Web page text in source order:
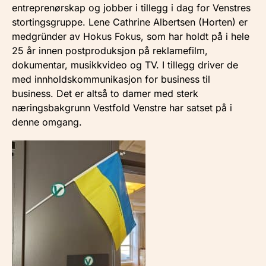
entreprenørskap og jobber i tillegg i dag for Venstres
stortingsgruppe. Lene Cathrine Albertsen (Horten) er
medgründer av Hokus Fokus, som har holdt på i hele
25 år innen postproduksjon på reklamefilm,
dokumentar, musikkvideo og TV. I tillegg driver de
med innholdskommunikasjon for business til
business. Det er altså to damer med sterk
næringsbakgrunn Vestfold Venstre har satset på i
denne omgang.